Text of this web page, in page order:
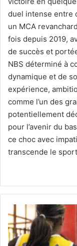
duel intense entre
un MCA
fois depuis 2019,
de succès et
NBS déterminé à
dynamique et de
expérience,
comme l’un des
potentiellement
pour l’avenir du
ce choc avec
transcende le
Mouloudia
rejoint
L’USMA